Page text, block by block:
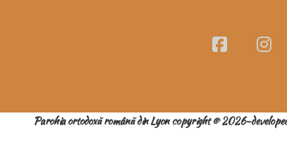
Parohia ortodoxă română din Lyon copyright © 2026-